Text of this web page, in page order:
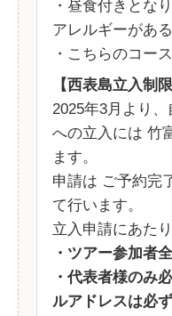
・昼食付きとな
アレルギーがあ
・こちらのコー
【西表島立入制
2025年3月より
への立入には 竹
ます。
申請は ご予約完
て行います。
立入申請にあた
・ツアー参加者
・代表者様の
ルアドレスは必